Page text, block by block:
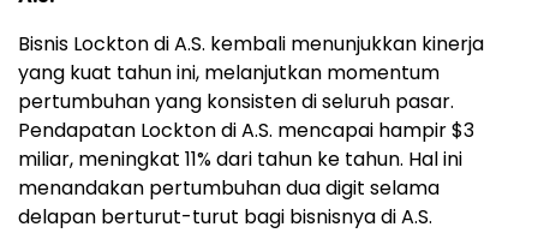
Bisnis Lockton di A.S. kembali menunjukkan kinerja
yang kuat tahun ini, melanjutkan momentum
pertumbuhan yang konsisten di seluruh pasar.
Pendapatan Lockton di A.S. mencapai hampir $3
miliar, meningkat 11% dari tahun ke tahun. Hal ini
menandakan pertumbuhan dua digit selama
delapan berturut-turut bagi bisnisnya di A.S.